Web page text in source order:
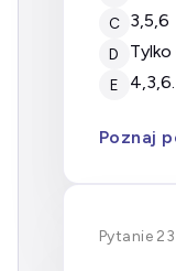
C 3,5,6
D tylko
E 4,3,6.
Poznaj
Pytanie 23